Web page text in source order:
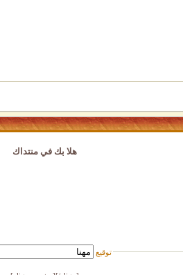
هلا بك في منتداك
توقيع